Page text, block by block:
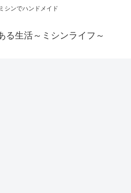
シンでハンドメイド
る生活～ミシンライフ～